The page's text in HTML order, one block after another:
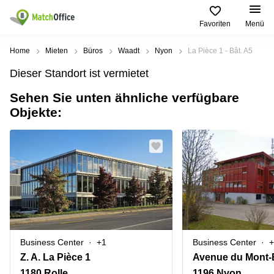
Favoriten Menü
Mieten / Vermieten
Produktseiten
Büro
Coworking
Virtuelle
Büros
Besprechungsräume
Beliebte
Städte
Coworking
Zürich
Zug
Coworking
Basel
Coworking
Luzern
Coworking
Lugano
Beliebte
Suchanfragen
Leutschenbachstrasse
95 Zürich
Bahnhofplatz
1 Zürich
Bahnhofstrasse
10 Zürich
Bahnhofstrasse
100 Zürich
Europaallee
41 Zürich
Hilfe
Über uns
Preis
Anmelden
Sprache wählen
French
Home Mieten Büros Waadt Nyon La Pièce 1 - Bât. A5
Dieser Standort ist vermietet
Sehen Sie unten ähnliche verfügbare
Objekte:
Business Center +1
Z. A. La Pièce 1
Business Center
Avenue du